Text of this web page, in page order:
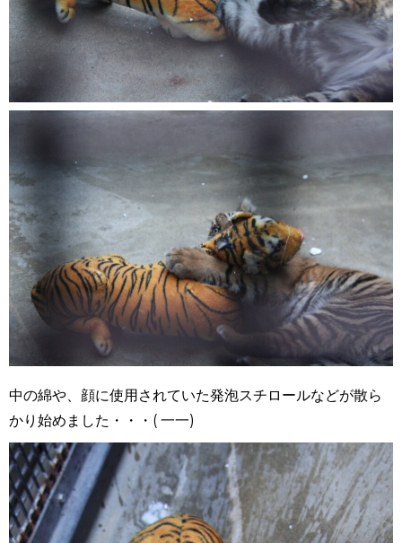
中の綿や、顔に使用されていた発泡スチロールなどが散ら
かり始めました・・・( 一一)